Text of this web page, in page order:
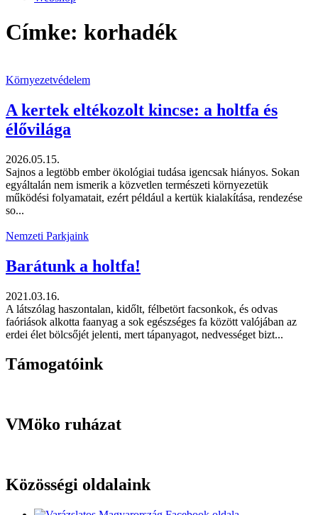
Címke: korhadék
Környezetvédelem
A kertek eltékozolt kincse: a holtfa és
élővilága
2026.05.15.
Sajnos a legtöbb ember ökológiai tudása igencsak hiányos. Sokan
egyáltalán nem ismerik a közvetlen természeti környezetük
működési folyamatait, ezért például a kertük kialakítása, rendezése
so...
Nemzeti Parkjaink
Barátunk a holtfa!
2021.03.16.
A látszólag haszontalan, kidőlt, félbetört facsonkok, és odvas
faóriások alkotta faanyag a sok egészséges fa között valójában az
erdei élet bölcsőjét jelenti, mert tápanyagot, nedvességet bizt...
Támogatóink
VMöko ruházat
Közösségi oldalaink